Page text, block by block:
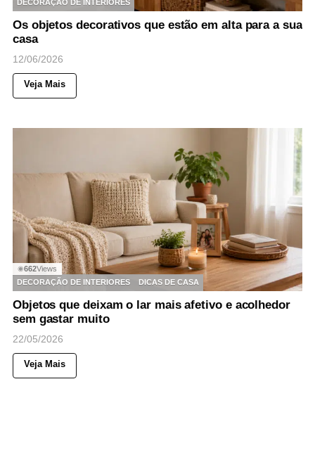
DECORAÇÃO DE INTERIORES
Os objetos decorativos que estão em alta para a sua
casa
12/06/2026
Veja Mais
◉662Views
DECORAÇÃO DE INTERIORES
DICAS DE CASA
Objetos que deixam o lar mais afetivo e acolhedor
sem gastar muito
22/05/2026
Veja Mais